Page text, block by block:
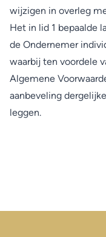
wijzigen in overleg
Het in lid 1 bepaalde
de Ondernemer
waarbij ten voordele
Algemene
aanbeveling
leggen.